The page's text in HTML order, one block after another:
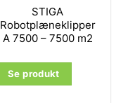
STIGA
Robotplæneklipper
A 7500 – 7500 m2
Se produkt